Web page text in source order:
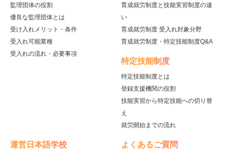
監理団体の役割
優良な監理団体とは
受け入れメリット・条件
受入れ可能業種
受入れの流れ・必要事項
育成就労制度と技能実習制度の違
い
育成就労制度 受入れ対象分野
育成就労制度・特定技能制度Q&A
特定技能制度
特定技能制度とは
登録支援機関の役割
技能実習から特定技能への切り替
え
就労開始までの流れ
運営日本語学校 よくあるご質問